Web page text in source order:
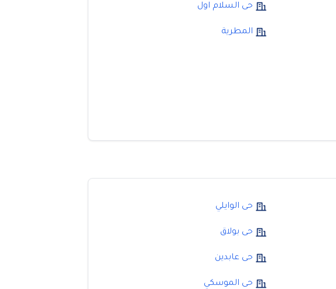
حى السلام اول
المطرية
حى الوايلي
حى بولاق
حى عابدين
حى الموسكي